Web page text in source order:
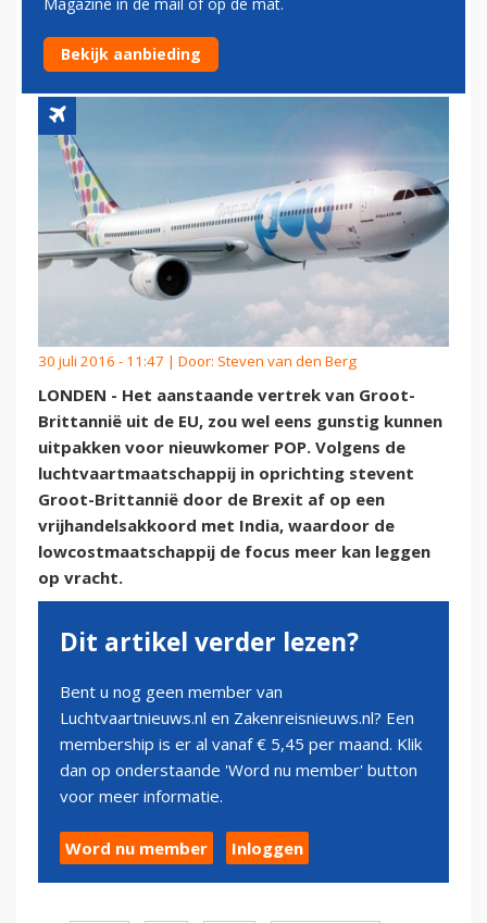
NIEUWE KANSEN VOOR
VRACHT
30 juli 2016 - 11:47 | Door: Steven van den Berg
LONDEN - Het aanstaande vertrek van Groot-
Brittannië uit de EU, zou wel eens gunstig kunnen
uitpakken voor nieuwkomer POP. Volgens de
luchtvaartmaatschappij in oprichting stevent
Groot-Brittannië door de Brexit af op een
vrijhandelsakkoord met India, waardoor de
lowcostmaatschappij de focus meer kan leggen
op vracht.
Dit artikel verder lezen?
Bent u nog geen member van
Luchtvaartnieuws.nl en Zakenreisnieuws.nl? Een
membership is er al vanaf € 5,45 per maand. Klik
dan op onderstaande 'Word nu member' button
voor meer informatie.
Word nu member Inloggen
Bekijk aanbieding